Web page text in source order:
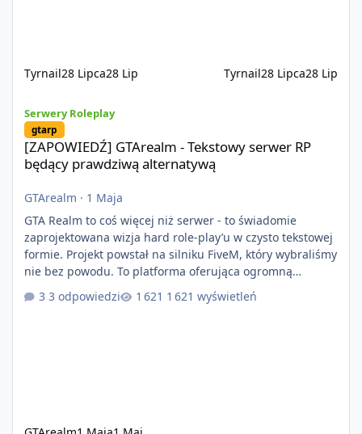
Tyrnail28 Lipca28 Lip Tyrnail28 Lipca28 Lip
Serwery Roleplay
gtarp
[ZAPOWIEDŹ] GTArealm - Tekstowy serwer RP
będący prawdziwą alternatywą
GTArealm · 1 Maja
GTA Realm to coś więcej niż serwer - to świadomie
zaprojektowana wizja hard role-play’u w czysto tekstowej
formie. Projekt powstał na silniku FiveM, który wybraliśmy
nie bez powodu. To platforma oferująca ogromną
elastyczność i znacznie szybszy rozwój systemów niż w
przypadku innych rozwiązań. Usprawniona
3 odpowiedzi 1 621 wyświetleń